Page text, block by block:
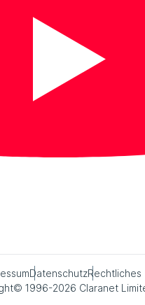
DatenschutzRechtliches
1996-2026 Claranet